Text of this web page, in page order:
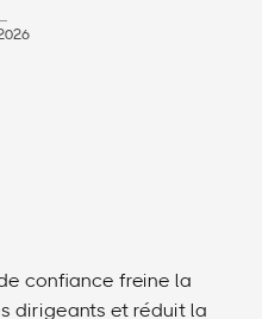
confiance freine la
dirigeants et réduit la